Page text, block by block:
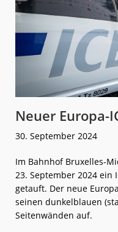
Neuer Europa-
30. September 2024
Im Bahnhof Bruxelles-
23. September 2024 ein
getauft. Der neue
seinen dunkelblauen
Seitenwänden auf.